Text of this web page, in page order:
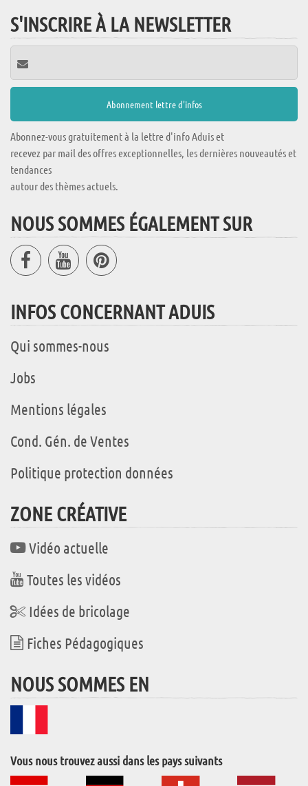
S'INSCRIRE À LA NEWSLETTER
Abonnez-vous gratuitement à la lettre d'info Aduis et
recevez par mail des offres exceptionnelles, les dernières nouveautés et
tendances
autour des thèmes actuels.
NOUS SOMMES ÉGALEMENT SUR
INFOS CONCERNANT ADUIS
Qui sommes-nous
Jobs
Mentions légales
Cond. Gén. de Ventes
Politique protection données
ZONE CRÉATIVE
Vidéo actuelle
Toutes les vidéos
Idées de bricolage
Fiches Pédagogiques
NOUS SOMMES EN
Vous nous trouvez aussi dans les pays suivants